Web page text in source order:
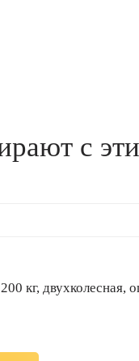
с
л, 200 кг,